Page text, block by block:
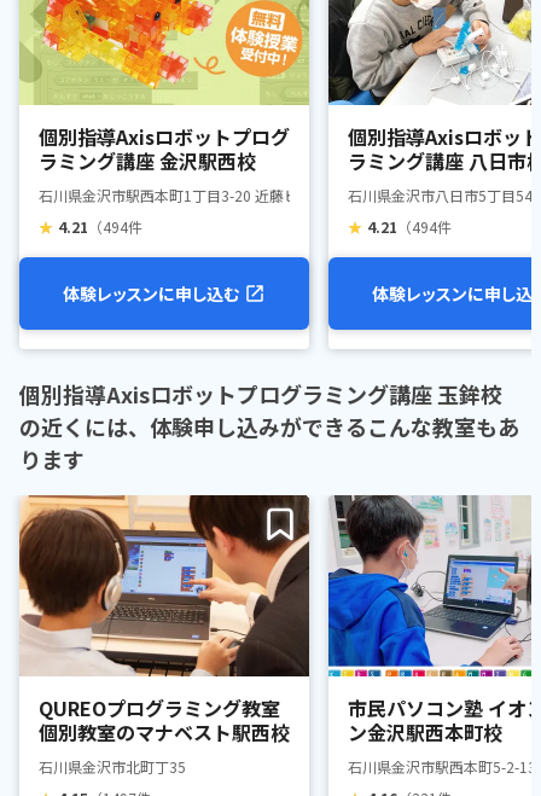
個別指導Axisロボットプログ
ラミング講座 金沢駅西校
石川県金沢市駅西本町1丁目3-20 近藤ビル2F
★ 4.21 （494件
体験レッスンに申し込む
個別指導Axisロボッ
ラミング講座 八日市
石川県金沢市八日市5丁目
★ 4.21 （494件
体験レッスンに申し込
個別指導Axisロボットプログラミング講座 玉鉾校
の近くには、体験申し込みができるこんな教室もあ
ります
QUREOプログラミング教室
個別教室のマナベスト駅西校
石川県金沢市北町丁35
市民パソコン塾 イオ
ン金沢駅西本町校
石川県金沢市駅西本町5-2-